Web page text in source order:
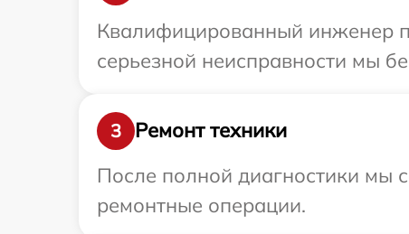
Квалифицированный инженер
серьезной неисправности мы
3
Ремонт техники
После полной диагностики мы
ремонтные операции.